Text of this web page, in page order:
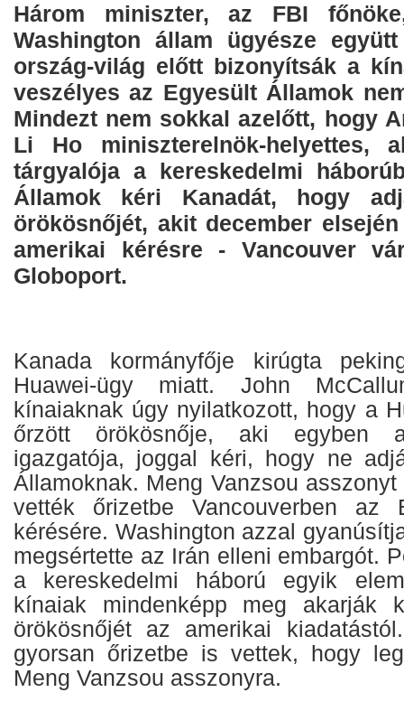
Három miniszter, az FBI
Washington állam ügyésze
ország-világ előtt bizonyítsák a
veszélyes az Egyesült Államok
Mindezt nem sokkal azelőtt, hogy
Li Ho miniszterelnök-helyettes,
tárgyalója a kereskedelmi
Államok kéri Kanadát, hogy
örökösnőjét, akit december
amerikai kérésre - Vancouver
Globoport.
Kanada kormányfője kirúgta
Huawei-ügy miatt. John
kínaiaknak úgy nyilatkozott, hogy a
őrzött örökösnője, aki egyben
igazgatója, joggal kéri, hogy ne
Államoknak. Meng Vanzsou
vették őrizetbe Vancouverben az
kérésére. Washington azzal
megsértette az Irán elleni embargót.
a kereskedelmi háború egyik
kínaiak mindenképp meg akarják
örökösnőjét az amerikai
gyorsan őrizetbe is vettek, hogy
Meng Vanzsou asszonyra.